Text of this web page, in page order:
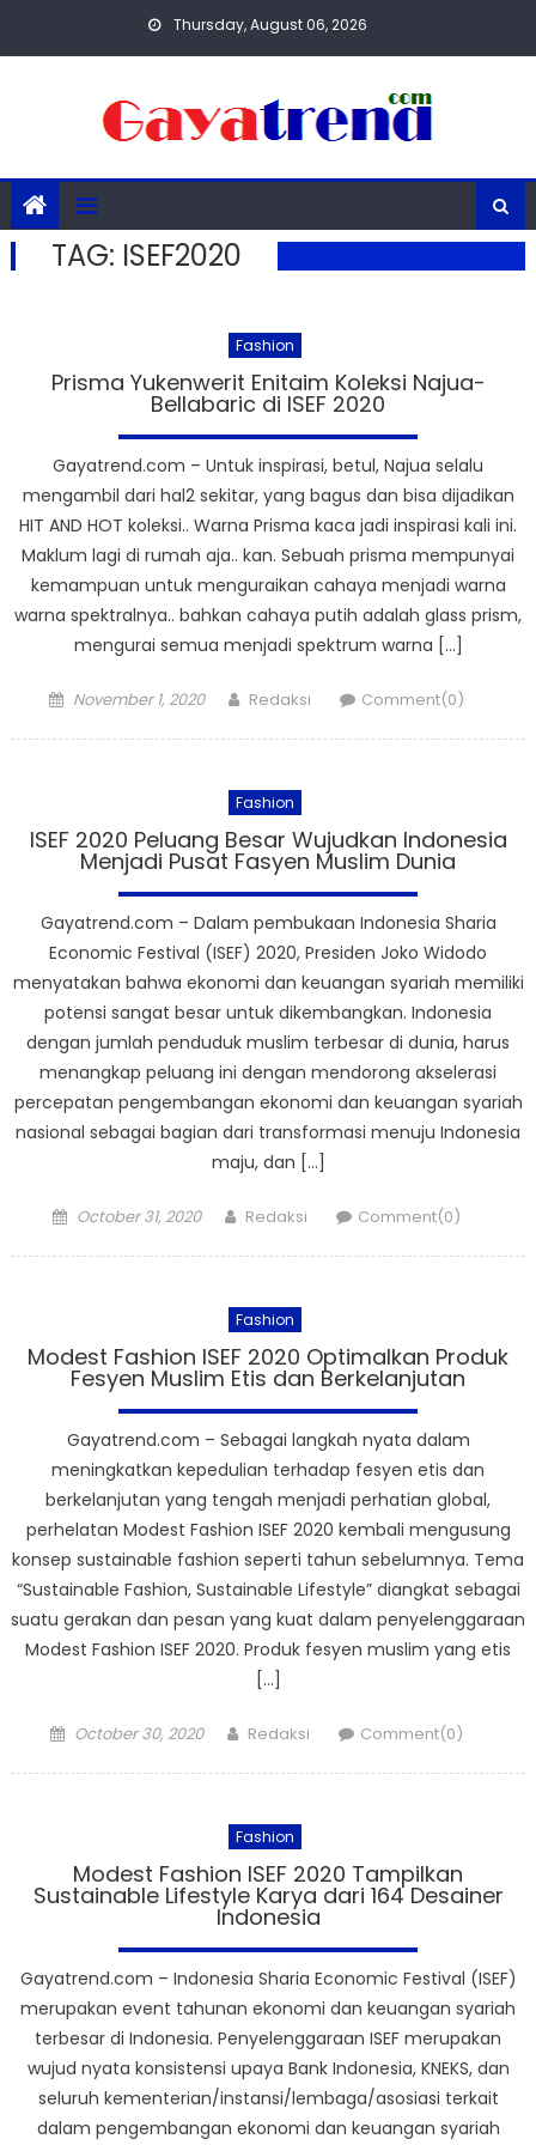
Thursday, August 06, 2026
TAG: ISEF2020
Fashion
Prisma Yukenwerit Enitaim Koleksi Najua-
Bellabaric di ISEF 2020
Gayatrend.com – Untuk inspirasi, betul, Najua selalu
mengambil dari hal2 sekitar, yang bagus dan bisa dijadikan
HIT AND HOT koleksi.. Warna Prisma kaca jadi inspirasi kali ini.
Maklum lagi di rumah aja.. kan. Sebuah prisma mempunyai
kemampuan untuk menguraikan cahaya menjadi warna
warna spektralnya.. bahkan cahaya putih adalah glass prism,
mengurai semua menjadi spektrum warna […]
Posted
November 1, 2020 Author
Redaksi Comment(0)
Fashion
ISEF 2020 Peluang Besar Wujudkan Indonesia
Menjadi Pusat Fasyen Muslim Dunia
Gayatrend.com – Dalam pembukaan Indonesia Sharia
Economic Festival (ISEF) 2020, Presiden Joko Widodo
menyatakan bahwa ekonomi dan keuangan syariah memiliki
potensi sangat besar untuk dikembangkan. Indonesia
dengan jumlah penduduk muslim terbesar di dunia, harus
menangkap peluang ini dengan mendorong akselerasi
percepatan pengembangan ekonomi dan keuangan syariah
nasional sebagai bagian dari transformasi menuju Indonesia
maju, dan […]
Posted
October 31, 2020 Author
Redaksi Comment(0)
Fashion
Modest Fashion ISEF 2020 Optimalkan Produk
Fesyen Muslim Etis dan Berkelanjutan
Gayatrend.com – Sebagai langkah nyata dalam
meningkatkan kepedulian terhadap fesyen etis dan
berkelanjutan yang tengah menjadi perhatian global,
perhelatan Modest Fashion ISEF 2020 kembali mengusung
konsep sustainable fashion seperti tahun sebelumnya. Tema
“Sustainable Fashion, Sustainable Lifestyle” diangkat sebagai
suatu gerakan dan pesan yang kuat dalam penyelenggaraan
Modest Fashion ISEF 2020. Produk fesyen muslim yang etis
[…]
Posted
October 30, 2020 Author
Redaksi Comment(0)
Fashion
Modest Fashion ISEF 2020 Tampilkan
Sustainable Lifestyle Karya dari 164 Desainer
Indonesia
Gayatrend.com – Indonesia Sharia Economic Festival (ISEF)
merupakan event tahunan ekonomi dan keuangan syariah
terbesar di Indonesia. Penyelenggaraan ISEF merupakan
wujud nyata konsistensi upaya Bank Indonesia, KNEKS, dan
seluruh kementerian/instansi/lembaga/asosiasi terkait
dalam pengembangan ekonomi dan keuangan syariah